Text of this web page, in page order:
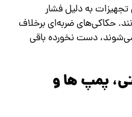
به دلیل فشار
حکاکی‌های ضربه‌ای برخلاف
دست نخورده باقی
پمپ ها و